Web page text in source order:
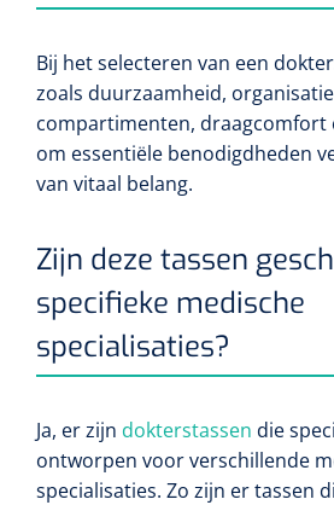
Hydrogel
Bandages paraffine
Alginates
Divers
Ouates
Bij het selecteren van een
zoals duurzaamheid,
compartimenten, draagcomfort
om essentiële benodigdheden
van vitaal belang.
Zijn deze tassen
specifieke medische
specialisaties?
Ja, er zijn dokterstassen die
ontworpen voor verschillende
specialisaties. Zo zijn er tassen